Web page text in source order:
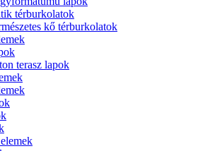
térburkolatok
kő térburkolatok
terasz lapok